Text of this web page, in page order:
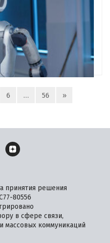
6 … 56 »
принятия решения
80556
в сфере связи,
массовых коммуникаций